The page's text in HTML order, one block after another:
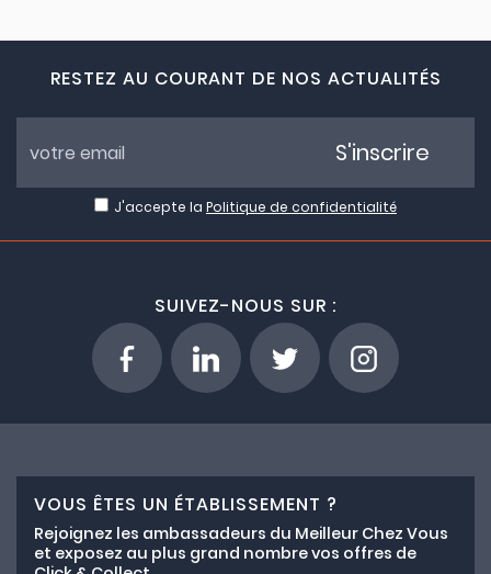
RESTEZ AU COURANT DE NOS ACTUALITÉS
J'accepte la Politique de confidentialité
S'inscrire
SUIVEZ-NOUS SUR :
VOUS ÊTES UN ÉTABLISSEMENT ?
Rejoignez les ambassadeurs du Meilleur Chez Vous
et exposez au plus grand nombre vos offres de